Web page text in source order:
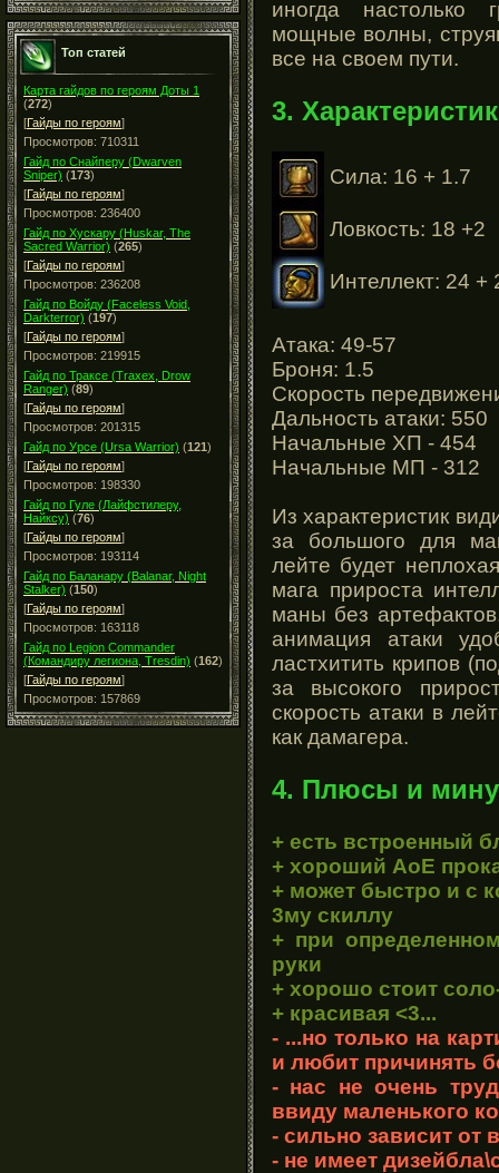
Топ статей
Карта гайдов по героям Доты 1
(272)
[Гайды по героям]
Просмотров: 710311
Гайд по Снайперу (Dwarven
Sniper) (173)
[Гайды по героям]
Просмотров: 236400
Гайд по Хускару (Huskar, The
Sacred Warrior) (265)
[Гайды по героям]
Просмотров: 236208
Гайд по Войду (Faceless Void,
Darkterror) (197)
[Гайды по героям]
Просмотров: 219915
Гайд по Траксе (Traxex, Drow
Ranger) (89)
[Гайды по героям]
Просмотров: 201315
Гайд по Урсе (Ursa Warrior) (121)
[Гайды по героям]
Просмотров: 198330
Гайд по Гуле (Лайфстилеру,
Найксу) (76)
[Гайды по героям]
Просмотров: 193114
Гайд по Баланару (Balanar, Night
Stalker) (150)
[Гайды по героям]
Просмотров: 163118
Гайд по Legion Commander
(Командиру легиона, Tresdin) (162)
[Гайды по героям]
Просмотров: 157869
иногда настолько
мощные волны,
все на своем пути.
3.
Сила: 16 + 1.7
Ловкость: 18 +2
Интеллект: 24 +
Атака: 49-57
Броня: 1.5
Скорость
Дальность атаки: 550
Начальные ХП - 454
Начальные МП - 312
Из характеристик
за большого для
лейте будет
мага прироста
маны без
анимация атаки
ластхитить крипов
за высокого
скорость атаки в
как дамагера.
4. Плюсы и
+ есть встроенный
+ хороший АоЕ
+ может быстро и с
3му скиллу
+ при
руки
+ хорошо стоит
+ красивая <3...
- ...но только на
и любит причинять
- нас не очень
ввиду маленького
- сильно зависит от
- не имеет